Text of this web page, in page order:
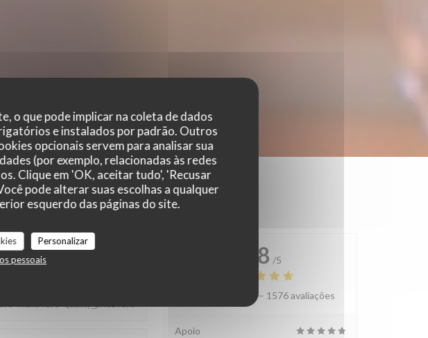
o que pode implicar na coleta de dados
e instalados por padrão. Outros
opcionais servem para analisar sua
(por exemplo, relacionadas às redes
Clique em 'OK, aceitar tudo', 'Recusar
pode alterar suas escolhas a qualquer
esquerdo das páginas do site.
Personalizar
pessoais
5/5 menu:5/5 quality_price:5/5
4.8 /5
Avaliação média — 1576 avaliações
Apoio